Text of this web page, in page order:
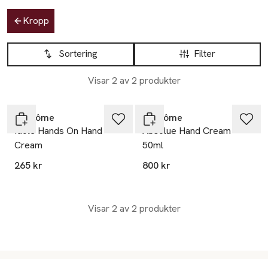
Hoppa till produktsidan
Kropp
Hoppa till produktsidan
Filter
Sortering
Visar 2 av 2 produkter
Lista över produkter
Lancôme
Idôle Hands On Hand
Cream
265 kr
Lancôme
Absolue Hand Cream
50ml
800 kr
Visar 2 av 2 produkter